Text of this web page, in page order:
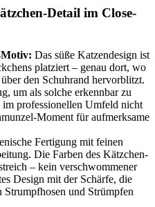
Detail im Close-
Motiv: Das süße Katzendesign ist
platziert – genau dort, wo
den Schuhrand hervorblitzt.
um als solche erkennbar zu
im professionellen Umfeld nicht
Moment für aufmerksame
Fertigung mit feinen
Die Farben des Kätzchen-
– kein verschwommener
Design mit der Schärfe, die
Strumpfhosen und Strümpfen